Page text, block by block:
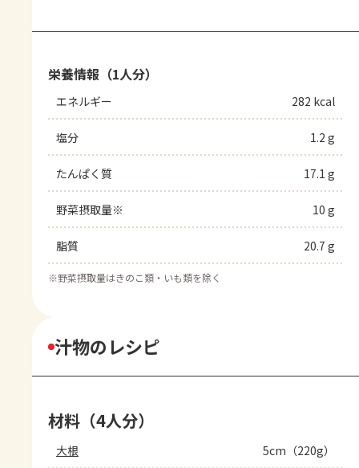
栄養情報（1人分）
エネルギー 282 kcal
塩分 1.2 g
たんぱく質 17.1 g
野菜摂取量※ 10 g
脂質 20.7 g
※野菜摂取量はきのこ類・いも類を除く
汁物のレシピ
材料（4人分）
大根 5cm（220g）